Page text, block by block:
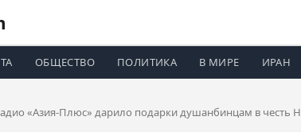
ОБЩЕСТВО ПОЛИТИКА В МИРЕ ИРАН
«Азия-Плюс» дарило подарки душанбинцам в честь